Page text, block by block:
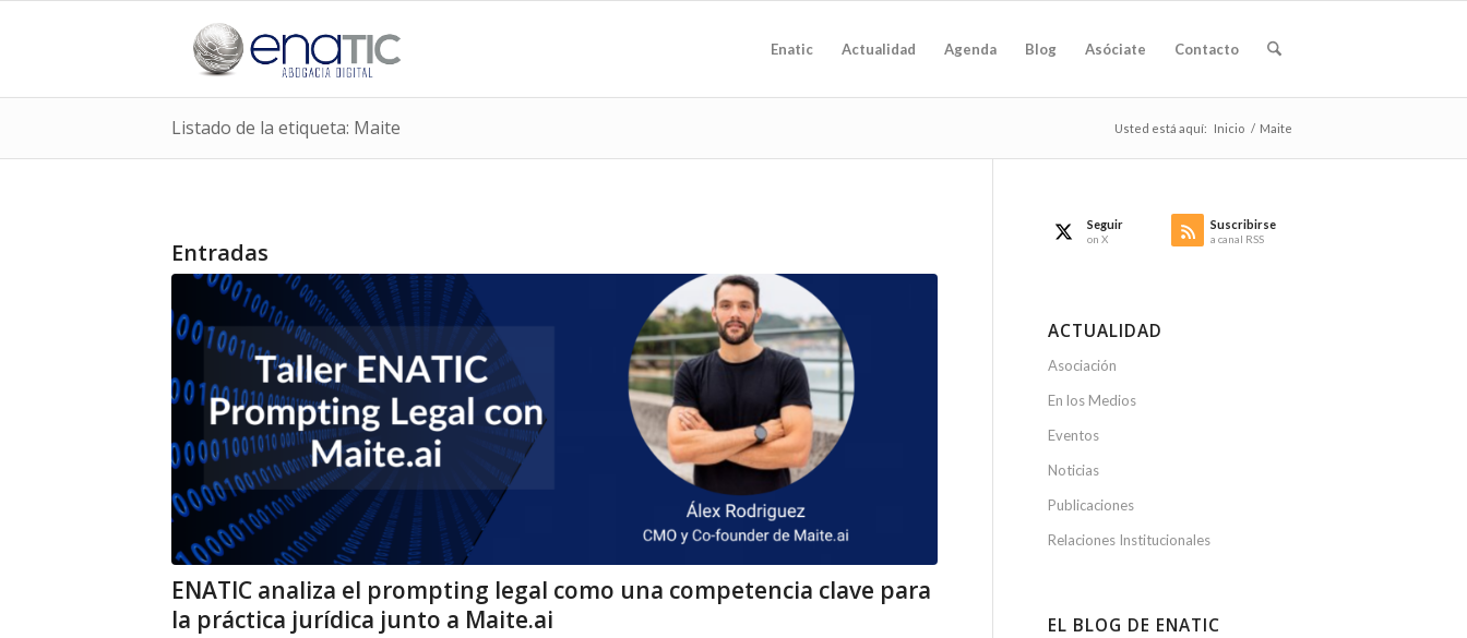
Enatic Actualidad Agenda Blog Asóciate Contacto
Listado de la etiqueta: Maite Usted está aquí: Inicio / Maite
Entradas
ENATIC analiza el prompting legal como una competencia clave para
la práctica jurídica junto a Maite.ai
Seguir
on X
Suscribirse
a canal RSS
ACTUALIDAD
Asociación
En los Medios
Eventos
Noticias
Publicaciones
Relaciones Institucionales
EL BLOG DE ENATIC